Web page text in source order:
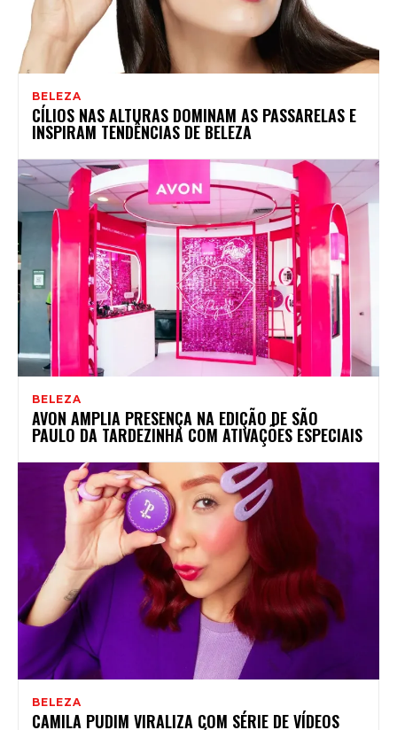
BELEZA
CÍLIOS NAS ALTURAS DOMINAM AS PASSARELAS E
INSPIRAM TENDÊNCIAS DE BELEZA
BELEZA
AVON AMPLIA PRESENÇA NA EDIÇÃO DE SÃO
PAULO DA TARDEZINHA COM ATIVAÇÕES ESPECIAIS
BELEZA
CAMILA PUDIM VIRALIZA COM SÉRIE DE VÍDEOS